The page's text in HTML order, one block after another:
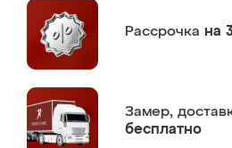
Рассрочка на
Замер,
бесплатно